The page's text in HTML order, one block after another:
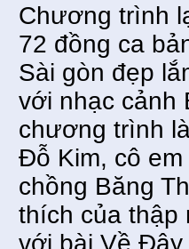
Chương trình
72 đồng ca
Sài gòn đẹp
với nhạc cảnh
chương trình
Đỗ Kim, cô
chồng Băng
thích của thập
với bài Về Đây